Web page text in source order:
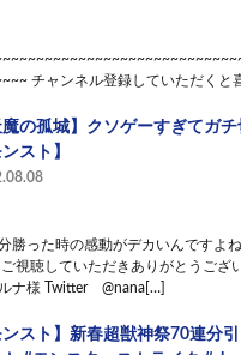
チャンネル登録していただくと
魔の孤城】クソゲーすぎてガ
ンスト】
勝った時の感動がデカいんですよ
ご視聴していただきありがとうござ
ナ様 Twitter @nana[…]
ンスト】新春超獣神祭70連分